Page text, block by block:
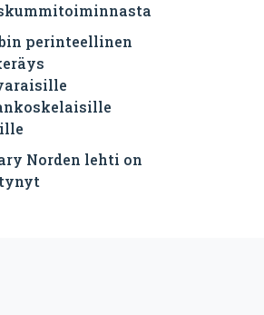
perinteellinen
Norden lehti on